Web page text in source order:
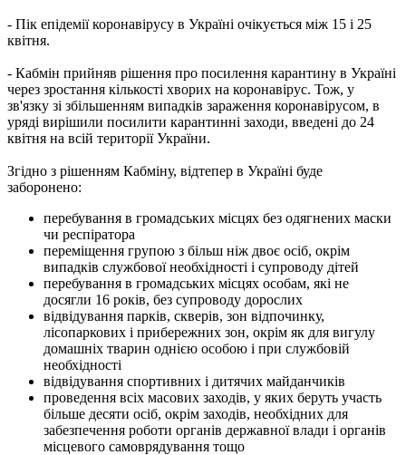
- Пік епідемії коронавірусу в Україні очікується між 15 і 25
квітня.
- Кабмін прийняв рішення про посилення карантину в Україні
через зростання кількості хворих на коронавірус. Тож, у
зв'язку зі збільшенням випадків зараження коронавірусом, в
уряді вирішили посилити карантинні заходи, введені до 24
квітня на всій території України.
Згідно з рішенням Кабміну, відтепер в Україні буде
заборонено:
перебування в громадських місцях без одягнених маски
чи респіратора
переміщення групою з більш ніж двоє осіб, окрім
випадків службової необхідності і супроводу дітей
перебування в громадських місцях особам, які не
досягли 16 років, без супроводу дорослих
відвідування парків, скверів, зон відпочинку,
лісопаркових і прибережних зон, окрім як для вигулу
домашніх тварин однією особою і при службовій
необхідності
відвідування спортивних і дитячих майданчиків
проведення всіх масових заходів, у яких беруть участь
більше десяти осіб, окрім заходів, необхідних для
забезпечення роботи органів державної влади і органів
місцевого самоврядування тощо